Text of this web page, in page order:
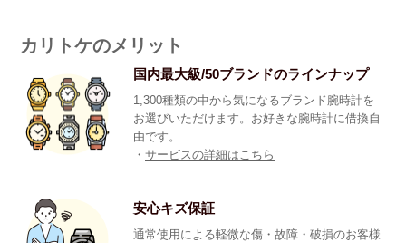
カリトケのメリット
国内最大級/50ブランドのラインナップ
1,300種類の中から気になるブランド腕時計を
お選びいただけます。お好きな腕時計に借換自
由です。
・サービスの詳細はこちら
安心キズ保証
通常使用による軽微な傷・故障・破損のお客様